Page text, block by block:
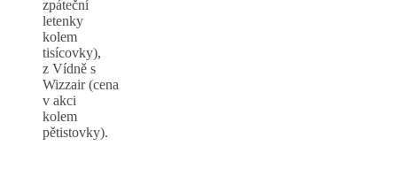
zpáteční
letenky
kolem
tisícovky),
z Vídně s
Wizzair(cena
v akci
kolem
pětistovky).